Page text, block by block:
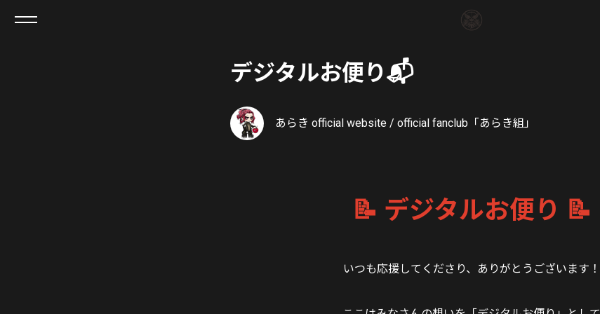
デジタルお便り📬
あらき official website / official fanclub「あらき組」
📝 デジタルお便り 📝
いつも応援してくださり、ありがとうございます！